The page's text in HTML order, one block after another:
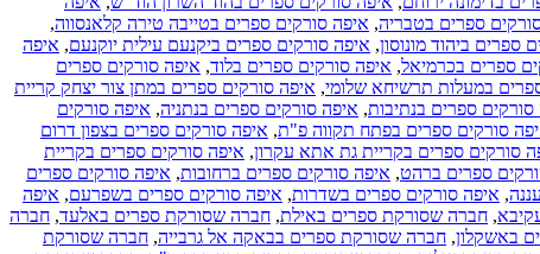
באתר
הלקוח
ספרים בטבריה, איפה סורקים ספרים בטייבה טירה קלאנסווה,
ספרים ביהוד מונוסון, איפה סורקים ספרים ביקנעם עילית יוקנעם, איפה
ספרים בכרמיאל, איפה סורקים ספרים בלוד, איפה סורקים ספרים
במעלות תרשיחא שלומי, איפה סורקים ספרים במתן צור יצחק קריית
סורקים ספרים בנתיבות, איפה סורקים ספרים בנתניה, איפה סורקים
סורקים ספרים בפתח תקווה פ"ת, איפה סורקים ספרים בצפון דרום
סורקים ספרים בקריית גת אתא עקרון, איפה סורקים ספרים בקריית
ספרים ברהט, איפה סורקים ספרים ברחובות, איפה סורקים ספרים
, איפה סורקים ספרים בשדרות, איפה סורקים ספרים בשפרעם, איפה
, חברה שסורקת ספרים באילת, חברה שסורקת ספרים באלעד, חברה
באשקלון, חברה שסורקת ספרים בבאקה אל גרבייה, חברה שסורקת